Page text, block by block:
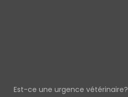
Est-ce une urgence vétérinaire?